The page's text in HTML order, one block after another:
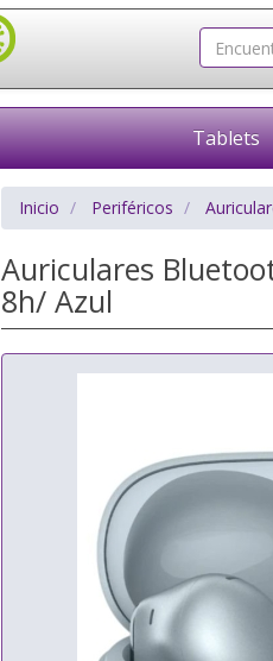
Tablets
Inicio Periféricos
Auriculares
8h/ Azul